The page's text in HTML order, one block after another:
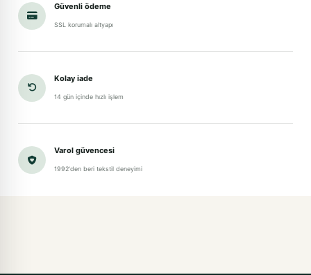
Güvenli ödeme
SSL korumalı altyapı
Kolay iade
14 gün içinde hızlı işlem
Varol güvencesi
1992'den beri tekstil deneyimi